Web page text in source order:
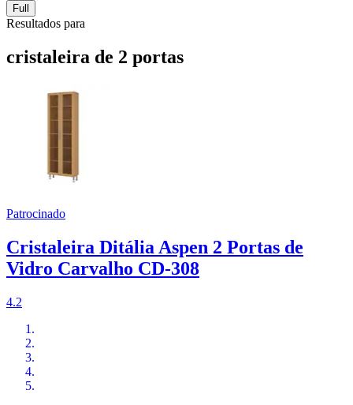
Full
Resultados para
cristaleira de 2 portas
Patrocinado
Cristaleira Ditália Aspen 2 Portas de
Vidro Carvalho CD-308
4.2